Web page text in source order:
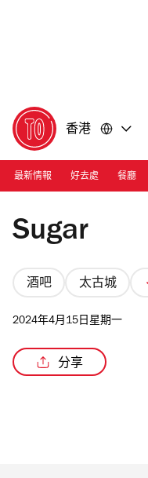
香港
最新情報 好去處 餐廳
Photograph: Courtesy
Sugar
酒吧 太古城
2024年4月15日星期一
分享